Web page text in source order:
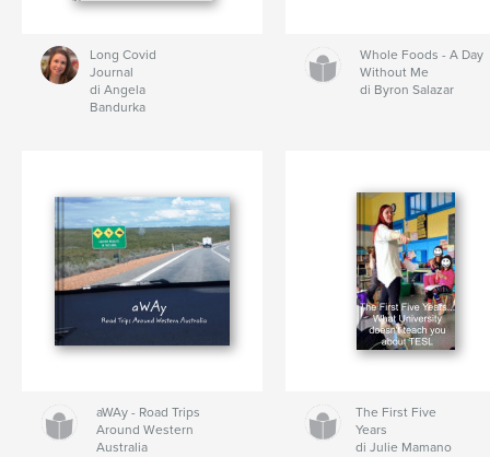
Long Covid
Journal
di Angela
Bandurka
Whole Foods - A Day
Without Me
di Byron Salazar
aWAy - Road Trips
Around Western
Australia
The First Five
Years
di Julie Mamano